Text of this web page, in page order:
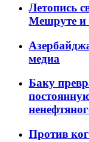
Летопись
Мешруте и
медиа
Баку
Против